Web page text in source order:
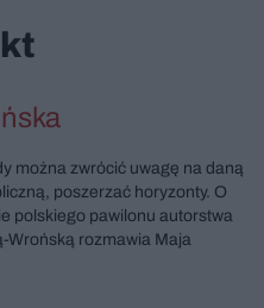
można zwrócić uwagę na daną
poszerzać horyzonty. O
polskiego pawilonu autorstwa
Wrońską rozmawia Maja